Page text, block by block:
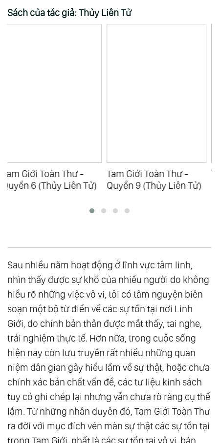
Sách của tác giả: Thủy Liên Tử
Tam Giới Toàn Thư -
Quyển 9 (Thủy Liên Tử)
Tam Giới Toàn Thư -
Quyển 1 (Thủy Liên Tử)
Sau nhiều năm hoạt động ở lĩnh vực tâm linh,
nhìn thấy được sự khổ của nhiều người do không
hiểu rõ những việc vô vi, tôi có tâm nguyện biên
soạn một bộ từ điển về các sự tồn tại nơi Linh
Giới, do chính bản thân được mắt thấy, tai nghe,
trải nghiệm thực tế. Hơn nữa, trong cuộc sống
hiện nay còn lưu truyền rất nhiều những quan
niệm dân gian gây hiểu lầm về sự thật, hoặc chưa
chính xác bản chất vấn đề, các tư liệu kinh sách
tuy có ghi chép lại nhưng vẫn chưa rõ ràng cụ thể
lắm. Từ những nhân duyên đó, Tam Giới Toàn Thư
ra đời với mục đích vén màn sự thật các sự tồn tại
trong Tam Giới, nhất là các sự tồn tại vô vi, bán